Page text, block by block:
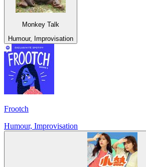
Monkey Talk
Humour, Improvisation
Frootch
Humour, Improvisation